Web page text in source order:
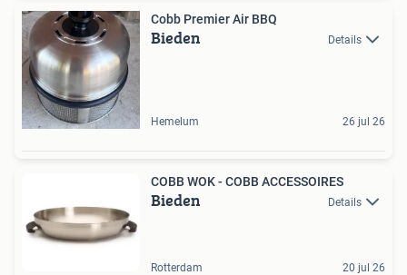
Cobb Premier Air BBQ
Bieden Details
Hemelum 26 jul 26
COBB WOK - COBB ACCESSOIRES
Bieden Details
Rotterdam 20 jul 26